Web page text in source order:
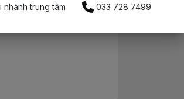
nhánh trung tâm 033 728 7499